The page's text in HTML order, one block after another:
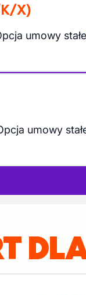
X)
umowy
umowy